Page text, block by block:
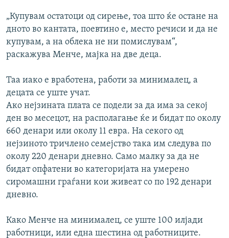
„Купувам остатоци од сирење, тоа што ќе остане на
дното во кантата, поевтино е, место речиси и да не
купувам, а на облека не ни помислувам“,
раскажува Менче, мајка на две деца.
Таа иако е вработена, работи за минималец, а
децата се уште учат.
Ако нејзината плата се подели за да има за секој
ден во месецот, на располагање ќе и бидат по околу
660 денари или околу 11 евра. На секого од
нејзиното тричлено семејство така им следува по
околу 220 денари дневно. Само малку за да не
бидат опфатени во категоријата на умерено
сиромашни граѓани кои живеат со по 192 денари
дневно.
Како Менче на минималец, се уште 100 илјади
работници, или една шестина од работниците.